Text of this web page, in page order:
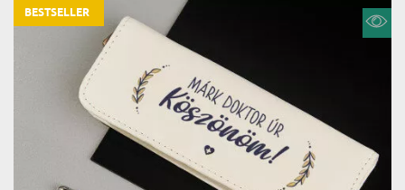
BESTSELLER